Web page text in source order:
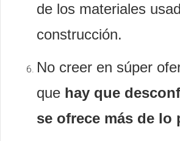
de los materiales
construcción.
No creer en súper
que hay que
se ofrece más de lo